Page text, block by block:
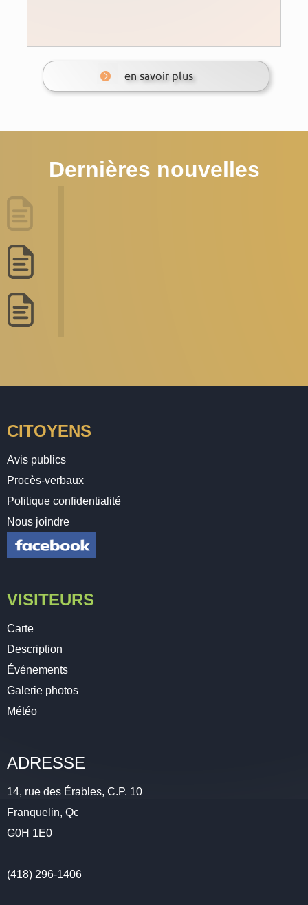
Dernières nouvelles
CITOYENS
Avis publics
Procès-verbaux
Politique confidentialité
Nous joindre
VISITEURS
Carte
Description
Événements
Galerie photos
Météo
ADRESSE
14, rue des Érables, C.P. 10
Franquelin, Qc
G0H 1E0
(418) 296-1406